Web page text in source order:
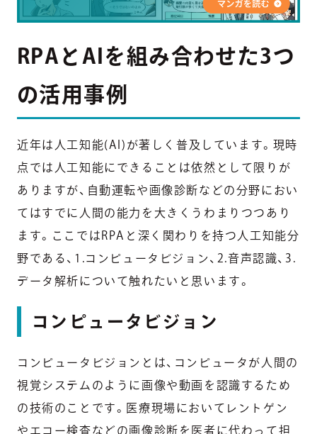
RPAとAIを組み合わせた3つ
の活用事例
近年は人工知能(AI)が著しく普及しています。現時
点では人工知能にできることは依然として限りが
ありますが、自動運転や画像診断などの分野におい
てはすでに人間の能力を大きくうわまりつつあり
ます。ここではRPAと深く関わりを持つ人工知能分
野である、1.コンピュータビジョン、2.音声認識、3.
データ解析について触れたいと思います。
コンピュータビジョン
コンピュータビジョンとは、コンピュータが人間の
視覚システムのように画像や動画を認識するため
の技術のことです。医療現場においてレントゲン
やエコー検査などの画像診断を医者に代わって担